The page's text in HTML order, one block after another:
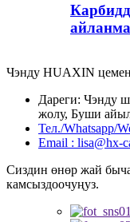
Чэнду HUAXIN
Дареги: Чэнду
жолу, Буши
Тел./Whatsapp/
Email : lisa@hx-
Сиздин өнөр жай
камсыздоочуңуз.